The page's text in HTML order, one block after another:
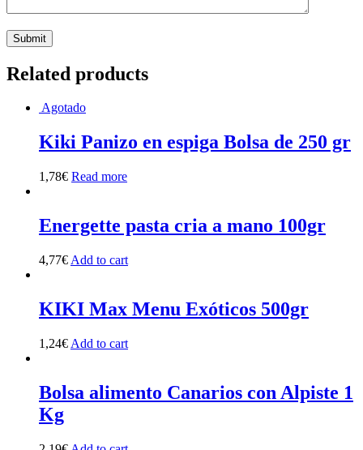
Related products
Agotado
Kiki Panizo en espiga Bolsa de 250 gr
1,78€ Read more
Energette pasta cria a mano 100gr
4,77€ Add to cart
KIKI Max Menu Exóticos 500gr
1,24€ Add to cart
Bolsa alimento Canarios con Alpiste 1
Kg